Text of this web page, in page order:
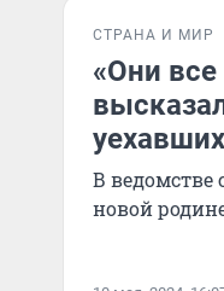
СТРАНА И МИР
«Они все
В ведомстве
новой